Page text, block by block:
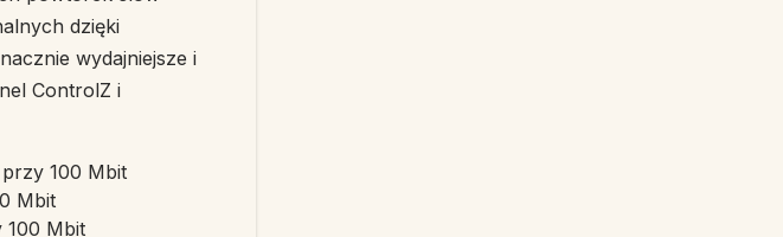
dzięki
wydajniejsze i
ControlZ i
100 Mbit
Mbit
100 Mbit